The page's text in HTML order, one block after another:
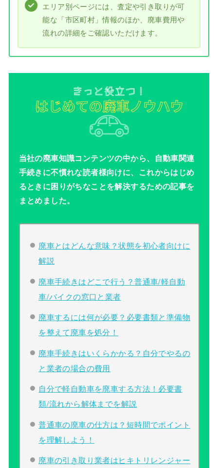
エリア別ページには、査定や引き取りが可
能な「市区町村」情報のほか、廃車費用や
流れの詳細をご確認いただけます。
当社の廃車知識コンテンツの中から、自動車関連
手続きに不慣れな読者様向けに、これからはじめ
るときに困りがちなことを解決するための記事を
まとめました。
廃車とはどんな意味？状態を初心者向けに
解説
廃車手続きはどこで行う？普通車/軽自動
車/バイクの窓口と業者
廃車するには何が必要？必要書類と準備物
を整えて廃車を処分！
廃車手続きはいくらかかる？自分でやるの
と業者の場合の費用
自分で軽自動車を廃車する方法！必要書
類/流れから解体までを解説
普通車の廃車の仕方は？短時間でポイント
を理解しよう！
廃車の引き取り業者はヒキトリレンジャー